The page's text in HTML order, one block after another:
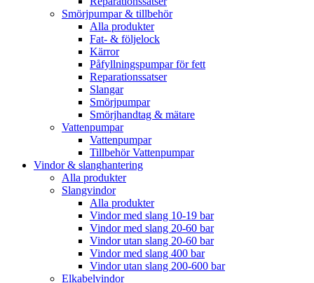
Smörjpumpar & tillbehör
Alla produkter
Fat- & följelock
Kärror
Påfyllningspumpar för fett
Reparationssatser
Slangar
Smörjpumpar
Smörjhandtag & mätare
Vattenpumpar
Vattenpumpar
Tillbehör Vattenpumpar
Vindor & slanghantering
Alla produkter
Slangvindor
Alla produkter
Vindor med slang 10-19 bar
Vindor med slang 20-60 bar
Vindor utan slang 20-60 bar
Vindor med slang 400 bar
Vindor utan slang 200-600 bar
Elkabelvindor